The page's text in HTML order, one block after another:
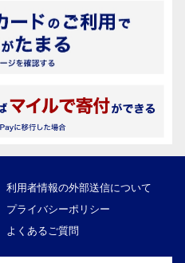
利用者情報の外部送信について
プライバシーポリシー
よくあるご質問